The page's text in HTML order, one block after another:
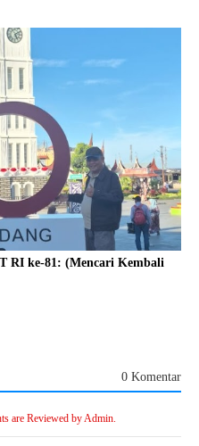
RI ke-81: (Mencari Kembali
0 Komentar
are Reviewed by Admin.